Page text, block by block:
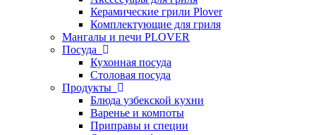
Керамические грили Plover
Комплектующие для гриля
Мангалы и печи PLOVER
Посуда
Кухонная посуда
Столовая посуда
Продукты
Блюда узбекской кухни
Варенье и компоты
Приправы и специи